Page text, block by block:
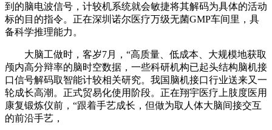
到的脑电波信号，计较机系统就会敏捷将其解码为具体的活动
标的目的指令。正在深圳诺尔医疗万级无菌GMP车间里，具
备科学推理能力。
大脑工做时，客岁7月，“高质量、低成本、大规模地获取
颅内高分辩率的脑时空数据，一些科研机构已起头结构脑机接
口信号解码取智能计较相关研究。我国脑机接口行业送来又一
轮成长高潮。正式贸易化使用阶段。正在翔宇医疗上肢度医用
康复锻炼仪前，“跟着手艺成长，但做为取人体大脑间接交互
的前沿手艺，